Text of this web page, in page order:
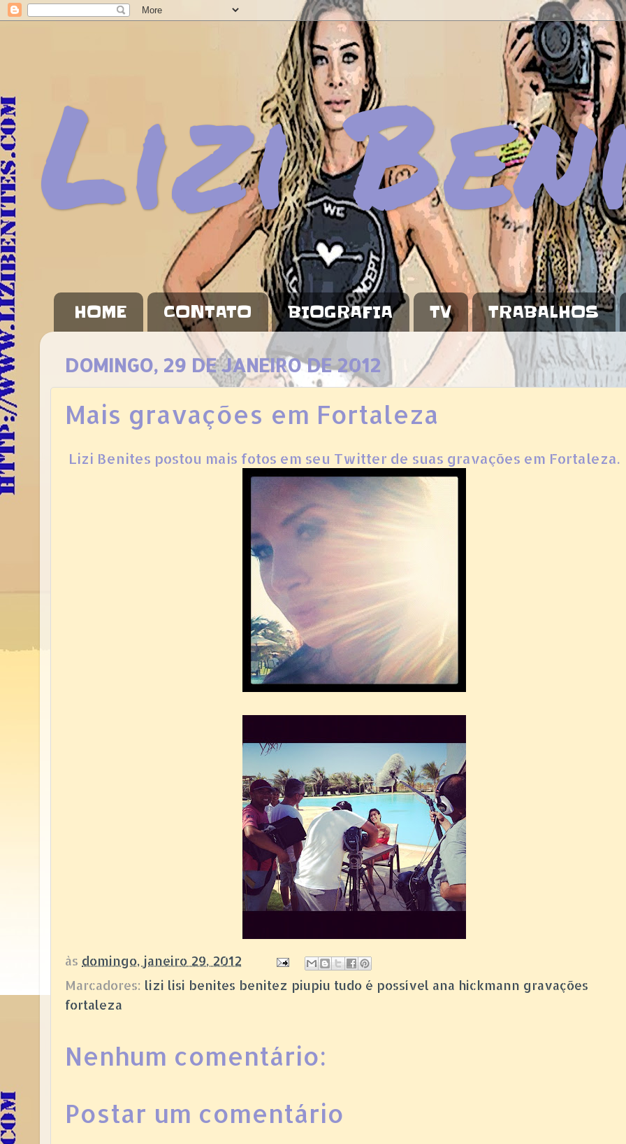
Lizi
HOME CONTATO BIOGRAFIA TV TRABALHOS
DOMINGO, 29 DE JANEIRO DE 2012
Mais gravações em Fortaleza
Lizi Benites postou mais fotos em seu Twitter de suas gravações em Fortaleza.
às domingo, janeiro 29, 2012
Marcadores: lizi lisi benites benitez piupiu tudo é possível ana hickmann gravações
fortaleza
Nenhum comentário:
Postar um comentário